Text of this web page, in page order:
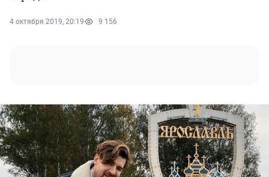
4 октября 2019, 20:19 9 156